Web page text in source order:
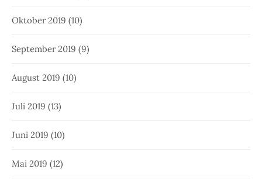
Oktober 2019 (10)
September 2019 (9)
August 2019 (10)
Juli 2019 (13)
Juni 2019 (10)
Mai 2019 (12)